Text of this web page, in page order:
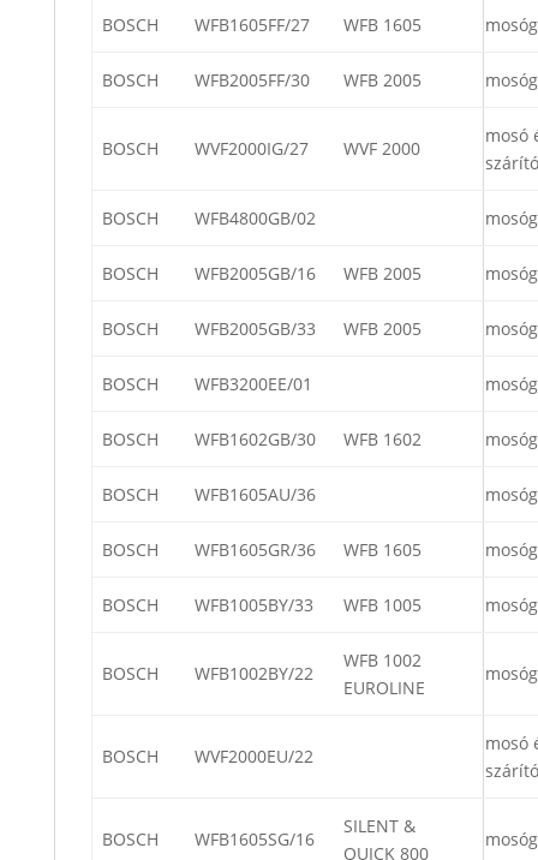
BOSCH WFB1605FF/27 WFB 1605
BOSCH WFB2005FF/30 WFB 2005
BOSCH WVF2000IG/27 WVF 2000
mosó
BOSCH WFB4800GB/02
BOSCH WFB2005GB/16 WFB 2005
BOSCH WFB2005GB/33 WFB 2005
BOSCH WFB3200EE/01
BOSCH WFB1602GB/30 WFB 1602
BOSCH WFB1605AU/36
BOSCH WFB1605GR/36 WFB 1605
BOSCH WFB1005BY/33 WFB 1005
BOSCH WFB1002BY/22
WFB 1002
EUROLINE
BOSCH WVF2000EU/22
mosó
BOSCH WFB1605SG/16
SILENT &
QUICK 800